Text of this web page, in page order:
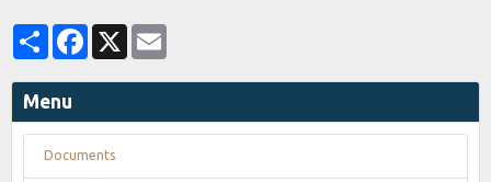
PartagerFacebook
X
Menu
Documents